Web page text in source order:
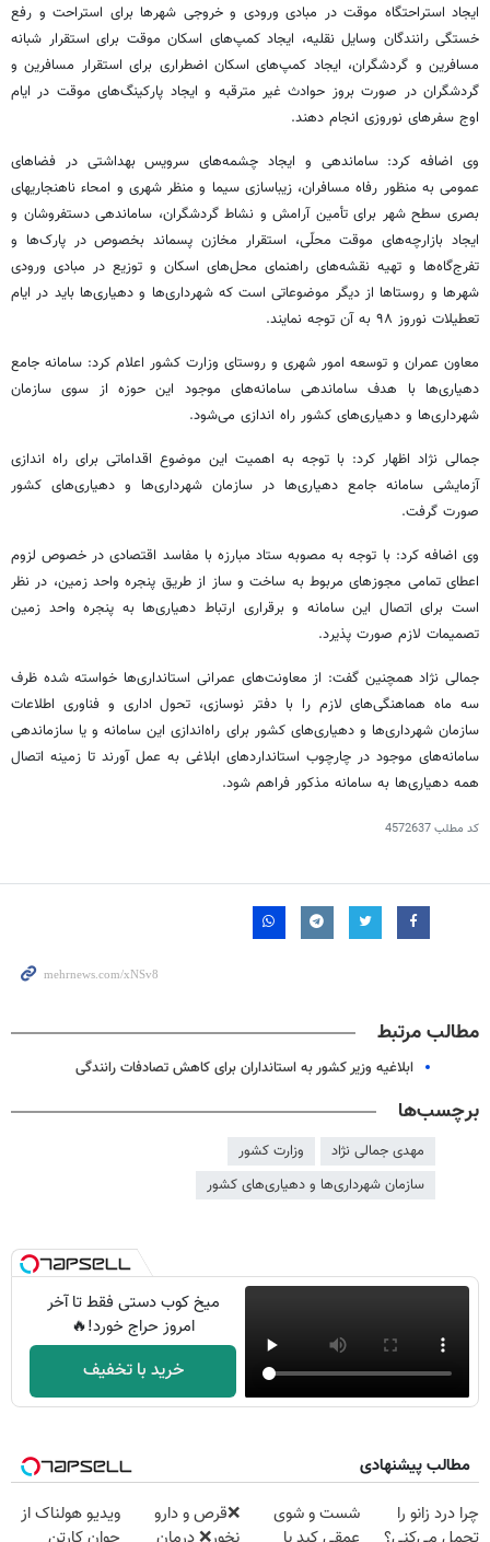
ایجاد استراحتگاه موقت در مبادی ورودی و خروجی شهرها برای استراحت و رفع
خستگی رانندگان وسایل نقلیه، ایجاد کمپ‌های اسکان موقت برای استقرار شبانه
مسافرین و گردشگران، ایجاد کمپ‌های اسکان اضطراری برای استقرار مسافرین و
گردشگران در صورت بروز حوادث غیر مترقبه و ایجاد پارکینگ‌های موقت در ایام
اوج سفرهای نوروزی انجام دهند.
وی اضافه کرد: ساماندهی و ایجاد چشمه‌های سرویس بهداشتی در فضاهای
عمومی به منظور رفاه مسافران، زیباسازی سیما و منظر شهری و امحاءناهنجاریهای
بصری سطح شهر برای تأمین آرامش و نشاط گردشگران، ساماندهیدستفروشان و
ایجاد بازارچه‌های موقت محلّی، استقرار مخازن پسماند بخصوص در پارک‌ها و
تفرج‌گاه‌ها و تهیه نقشه‌های راهنمای محل‌های اسکان و توزیع در مبادی ورودی
شهرها و روستاها از دیگر موضوعاتی است که شهرداری‌ها و دهیاری‌ها باید در ایام
تعطیلات نوروز ۹۸ به آن توجه نمایند.
معاون عمران و توسعه امور شهری و روستای وزارت کشور اعلام کرد: سامانه جامع
دهیاری‌ها با هدف ساماندهی سامانه‌های موجود این حوزه از سوی سازمان
شهرداری‌ها و دهیاری‌های کشور راه اندازی می‌شود.
جمالی نژاد اظهار کرد: با توجه به اهمیت این موضوع اقداماتی برای راه اندازی
آزمایشی سامانه جامع دهیاری‌ها در سازمان شهرداری‌ها و دهیاری‌های کشور
صورت گرفت.
وی اضافه کرد: با توجه به مصوبه ستاد مبارزه با مفاسد اقتصادی در خصوص لزوم
اعطای تمامی مجوزهای مربوط به ساخت و ساز از طریق پنجره واحد زمین، در نظر
است برای اتصال این سامانه و برقراری ارتباط دهیاری‌ها به پنجره واحد زمین
تصمیمات لازم صورت پذیرد.
جمالی نژاد همچنین گفت: از معاونت‌های عمرانی استانداری‌ها خواسته شده ظرف
سه ماه هماهنگی‌های لازم را با دفتر نوسازی، تحول اداری و فناوری اطلاعات
سازمان شهرداری‌ها و دهیاری‌های کشور برای راه‌اندازی این سامانه و یا سازماندهی
سامانه‌های موجود در چارچوب استانداردهای ابلاغی به عمل آورند تا زمینه اتصال
همه دهیاری‌ها به سامانه مذکور فراهم شود.
کد مطلب4572637
مطالب مرتبط
ابلاغیه وزیر کشور به استانداران برای کاهش تصادفات رانندگی
برچسب‌ها
مهدی جمالی نژاد
وزارت کشور
سازمان شهرداری‌ها و دهیاری‌های کشور
میخ کوب دستی فقط تا آخر
امروز حراج خورد!🔥
خرید با تخفیف
مطالب پیشنهادی
چرا درد زانو را
شست و شوی
❌قرص‌ و دارو
ویدیو هولناک از